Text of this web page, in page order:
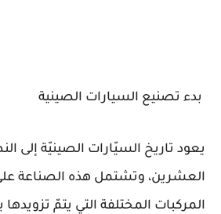
بدء تصنيع السيارات الصينية
يعود تاريخ السيّارات الصينيّة إلى
العشرين، وتشتمل هذه الصناعة
المركبات المختلفة التي يتمّ